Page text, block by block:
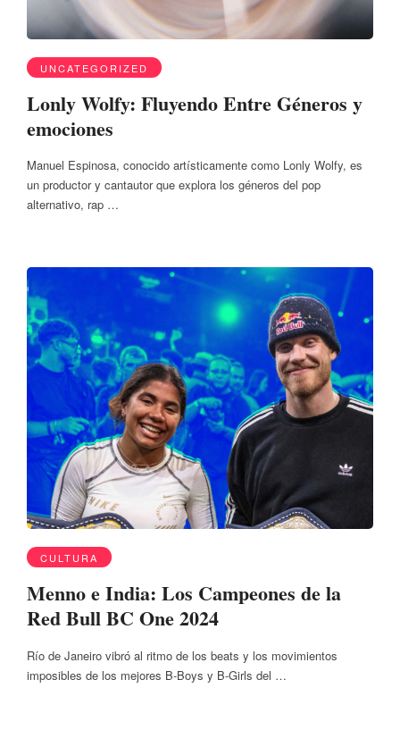
UNCATEGORIZED
Lonly Wolfy: Fluyendo Entre Géneros y
emociones
Manuel Espinosa, conocido artísticamente como Lonly Wolfy, es
un productor y cantautor que explora los géneros del pop
alternativo, rap …
CULTURA
Menno e India: Los Campeones de la
Red Bull BC One 2024
Río de Janeiro vibró al ritmo de los beats y los movimientos
imposibles de los mejores B-Boys y B-Girls del …